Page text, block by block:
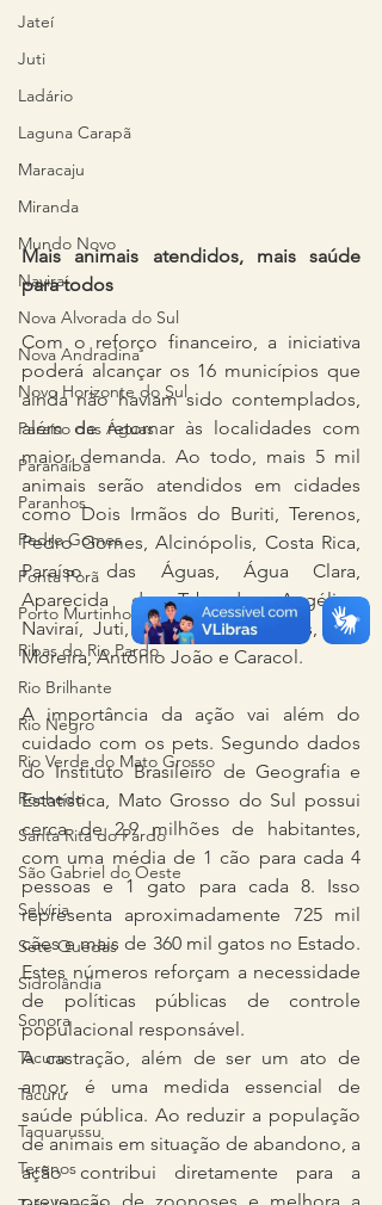
Jateí
Juti
Ladário
Laguna Carapã
Maracaju
Miranda
Mundo Novo
Naviraí
Nova Alvorada do Sul
Nova Andradina
Novo Horizonte do Sul
Paraíso das Águas
Paranaíba
Paranhos
Pedro Gomes
Ponta Porã
Porto Murtinho
Ribas do Rio Pardo
Rio Brilhante
Rio Negro
Rio Verde do Mato Grosso
Rochedo
Santa Rita do Pardo
São Gabriel do Oeste
Selvíria
Sete Quedas
Sidrolândia
Sonora
Tacuru
Tacuru
Taquarussu
Terenos
Mais animais atendidos, mais saúde
para todos
Com o reforço financeiro, a iniciativa
poderá alcançar os 16 municípios que
ainda não haviam sido contemplados,
além de retornar às localidades com
maior demanda. Ao todo, mais 5 mil
animais serão atendidos em cidades
como Dois Irmãos do Buriti, Terenos,
Pedro Gomes, Alcinópolis, Costa Rica,
Paraíso das Águas, Água Clara,
Aparecida do Taboado, Angélica,
Naviraí, Juti, Amambai, Paranhos, Aral
Moreira, Antônio João e Caracol.
A importância da ação vai além do
cuidado com os pets. Segundo dados
do Instituto Brasileiro de Geografia e
Estatística, Mato Grosso do Sul possui
cerca de 2,9 milhões de habitantes,
com uma média de 1 cão para cada 4
pessoas e 1 gato para cada 8. Isso
representa aproximadamente 725 mil
cães e mais de 360 mil gatos no Estado.
Estes números reforçam a necessidade
de políticas públicas de controle
populacional responsável.
A castração, além de ser um ato de
amor, é uma medida essencial de
saúde pública. Ao reduzir a população
de animais em situação de abandono, a
ação contribui diretamente para a